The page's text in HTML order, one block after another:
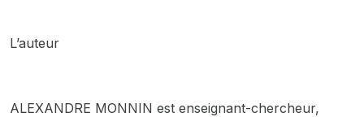
L’auteur
ALEXANDRE MONNIN est enseignant-chercheur,